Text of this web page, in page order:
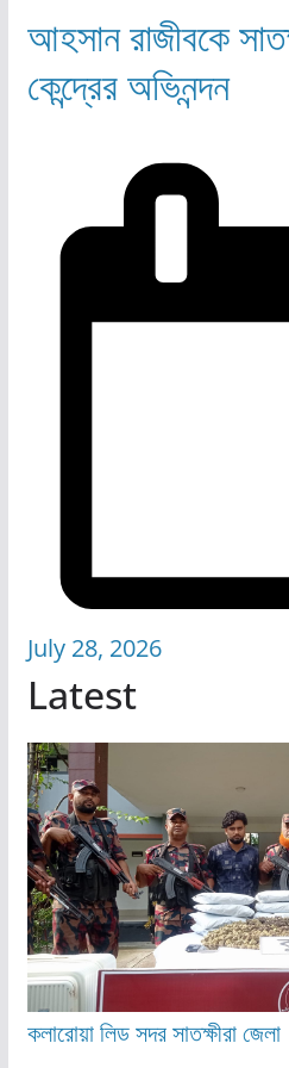
আহসান রাজীবকে
কেন্দ্রের অভিনন্দন
July 28, 2026
Latest
কলারোয়ালিডসদরসাতক্ষীরা জেলা